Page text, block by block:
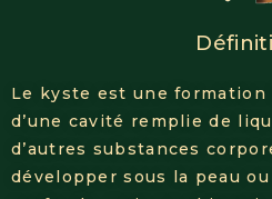
Le kyste est une
d’une cavité remplie de
d’autres substances
développer sous la peau